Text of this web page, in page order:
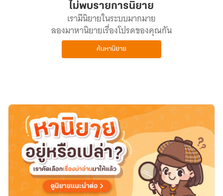
ไม่พบรายการนิยาย
เรามีนิยายในระบบมากมาย
ลองมาหานิยายเรื่องโปรดของคุณกัน
ค้นหานิยาย